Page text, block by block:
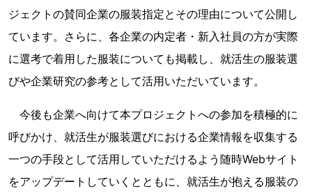
ジェクトの賛同企業の服装指定とその理由について公開し
ています。さらに、各企業の内定者・新入社員の方が実際
に選考で着用した服装についても掲載し、就活生の服装選
びや企業研究の参考として活用いただいています。
今後も企業へ向けて本プロジェクトへの参加を積極的に
呼びかけ、就活生が服装選びにおける企業情報を収集する
一つの手段として活用していただけるよう随時Webサイト
をアップデートしていくとともに、就活生が抱える服装の